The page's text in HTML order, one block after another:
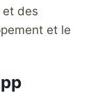
et des
et le